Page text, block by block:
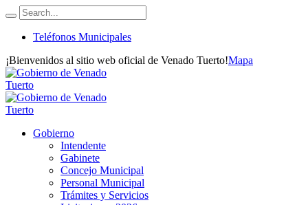
Teléfonos Municipales
¡Bienvenidos al sitio web oficial de Venado Tuerto!Mapa
Gobierno
Intendente
Gabinete
Concejo Municipal
Personal Municipal
Trámites y Servicios